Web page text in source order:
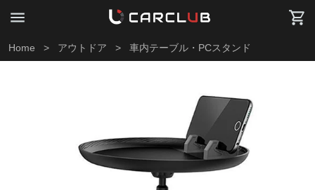
Home > アウトドア > 車内テーブル・PCスタンド